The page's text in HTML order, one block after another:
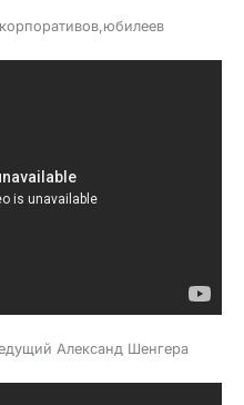
Александ Шенгера